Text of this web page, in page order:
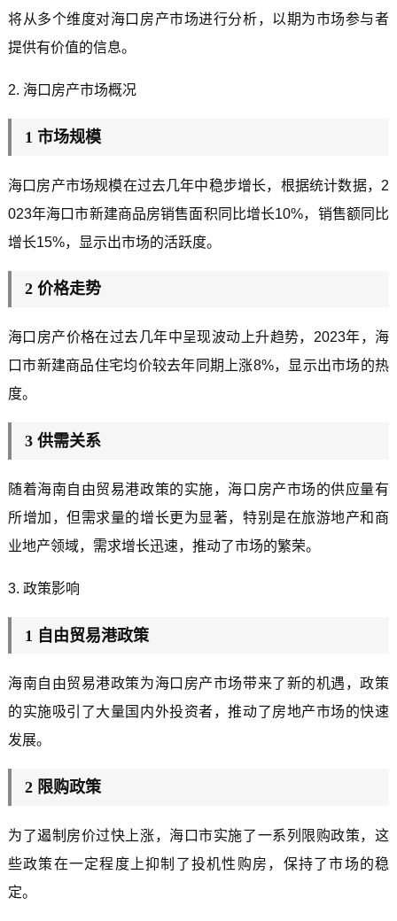
将从多个维度对海口房产市场进行分析，以期为市场参与者
提供有价值的信息。
2. 海口房产市场概况
1 市场规模
海口房产市场规模在过去几年中稳步增长，根据统计数据，2
023年海口市新建商品房销售面积同比增长10%，销售额同比
增长15%，显示出市场的活跃度。
2 价格走势
海口房产价格在过去几年中呈现波动上升趋势，2023年，海
口市新建商品住宅均价较去年同期上涨8%，显示出市场的热
度。
3 供需关系
随着海南自由贸易港政策的实施，海口房产市场的供应量有
所增加，但需求量的增长更为显著，特别是在旅游地产和商
业地产领域，需求增长迅速，推动了市场的繁荣。
3. 政策影响
1 自由贸易港政策
海南自由贸易港政策为海口房产市场带来了新的机遇，政策
的实施吸引了大量国内外投资者，推动了房地产市场的快速
发展。
2 限购政策
为了遏制房价过快上涨，海口市实施了一系列限购政策，这
些政策在一定程度上抑制了投机性购房，保持了市场的稳
定。